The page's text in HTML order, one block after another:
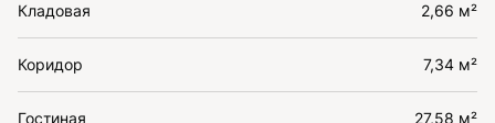
Кладовая 2,66 м²
Коридор 7,34 м²
Гостиная 27,58 м²